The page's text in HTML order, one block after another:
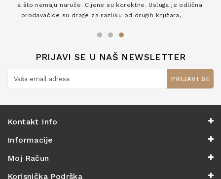
a što nemaju naruče. Cijene su korektne. Usluga je odlična
i prodavačice su drage za razliku od drugih knjižara,
PRIJAVI SE U NAŠ NEWSLETTER
PRIJAVI SE
Kontakt Info
Informacije
Moj Račun
Korisnička Podrška